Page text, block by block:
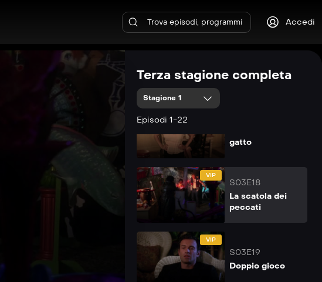
Accedi
Terza stagione completa
Stagione 1
Episodi 1-22
VIP
S03E15
Finalmente
S03E16
Il dolore di Prue
VIP
gatto
VIP
S03E18
La scatola dei
peccati
VIP
S03E19
Doppio gioco